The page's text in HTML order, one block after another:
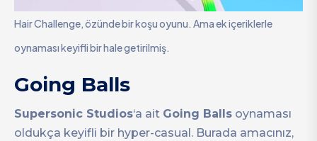
Hair Challenge, özünde bir koşu oyunu. Ama ek içeriklerle
oynaması keyifli bir hale getirilmiş.
Going Balls
Supersonic Studios‘a ait Going Balls oynaması
oldukça keyifli bir hyper-casual. Burada amacınız,